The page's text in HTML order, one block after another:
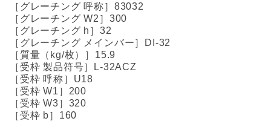
83032
300
32
DI-32
15.9
L-32ACZ
U18
200
320
160